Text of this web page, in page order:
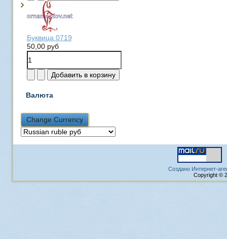
Буквица 0719
50,00 руб
Валюта
Создано Интернет-
Copyright ©